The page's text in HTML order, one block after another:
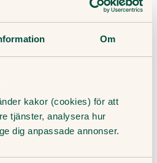
Om
kakor (cookies) för att
tjänster, analysera hur
dig anpassade annonser.
Ät regelbundet, och
matvanor.
efter att gå och lägga dig
tid varje dag.
från din omgivning.
årstidsbunden